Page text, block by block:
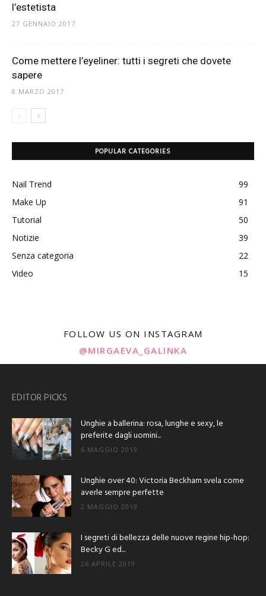
l’estetista
27 GENNAIO 2017
Come mettere l’eyeliner: tutti i segreti che dovete
sapere
8 MARZO 2017
POPULAR CATEGORIES
Nail Trend
99
Make Up
91
Tutorial
50
Notizie
39
Senza categoria
22
Video
15
FOLLOW US ON INSTAGRAM
@MIRGAEVA_GALINKA
EDITOR PICKS
Unghie a ballerina: rosa, lunghe e sexy, le
preferite dagli uomini...
6 MAGGIO 2019
Unghie over 40: Victoria Beckham svela come
averle sempre perfette
2 MAGGIO 2019
I segreti di bellezza delle nuove regine hip-hop:
Becky G ed...
26 APRILE 2019